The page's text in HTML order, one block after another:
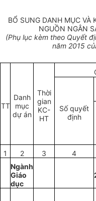
BỔ SUNG DANH MỤC VÀ
NGUỒN NGÂN
(Phụ lục kèm theo Quyết
năm 2015
TT
Danh
mục
dự án
Thời
gian
KC-
HT
Số quyết
định
1
2 3 4
Ngành
Giáo
dục